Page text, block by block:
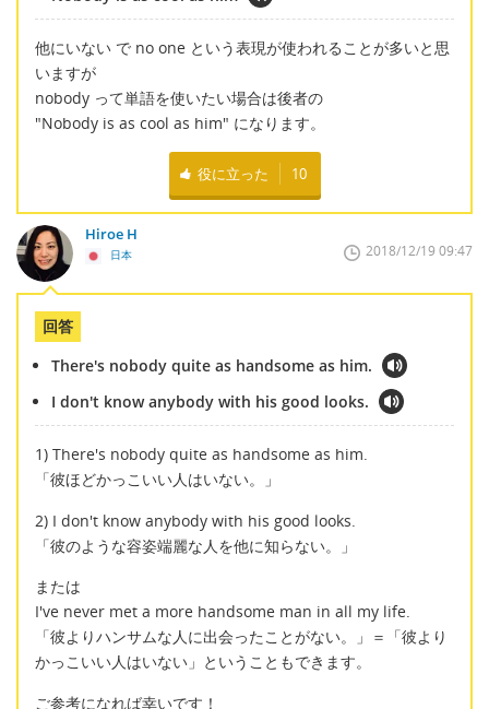
他にいない で no one という表現が使われることが多いと思
いますが
nobody って単語を使いたい場合は後者の
"Nobody is as cool as him" になります。
役に立った 10
Hiroe H
日本 2018/12/19 09:47
回答
There's nobody quite as handsome as him.
I don't know anybody with his good looks.
1) There's nobody quite as handsome as him.
「彼ほどかっこいい人はいない。」
2) I don't know anybody with his good looks.
「彼のような容姿端麗な人を他に知らない。」
または
I've never met a more handsome man in all my life.
「彼よりハンサムな人に出会ったことがない。」＝「彼より
かっこいい人はいない」ということもできます。
ご参考になれば幸いです！